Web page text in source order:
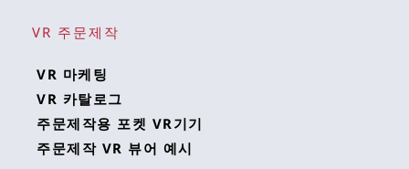
VR 주문제작
VR 마케팅
VR 카탈로그
주문제작용 포켓 VR기기
주문제작 VR 뷰어 예시